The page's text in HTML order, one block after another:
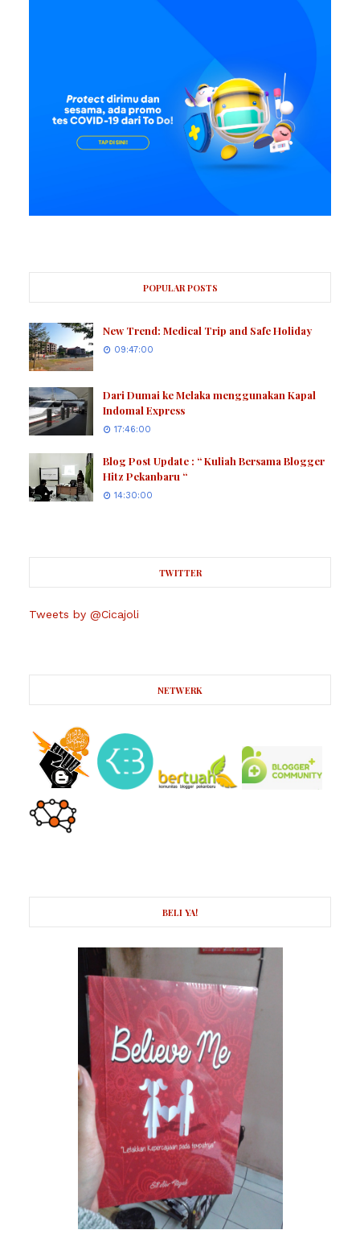
POPULAR POSTS
New Trend: Medical Trip and Safe Holiday
09:47:00
Dari Dumai ke Melaka menggunakan Kapal
Indomal Express
17:46:00
Blog Post Update : “ Kuliah Bersama Blogger
Hitz Pekanbaru “
14:30:00
TWITTER
Tweets by @Cicajoli
NETWERK
BELI YA!